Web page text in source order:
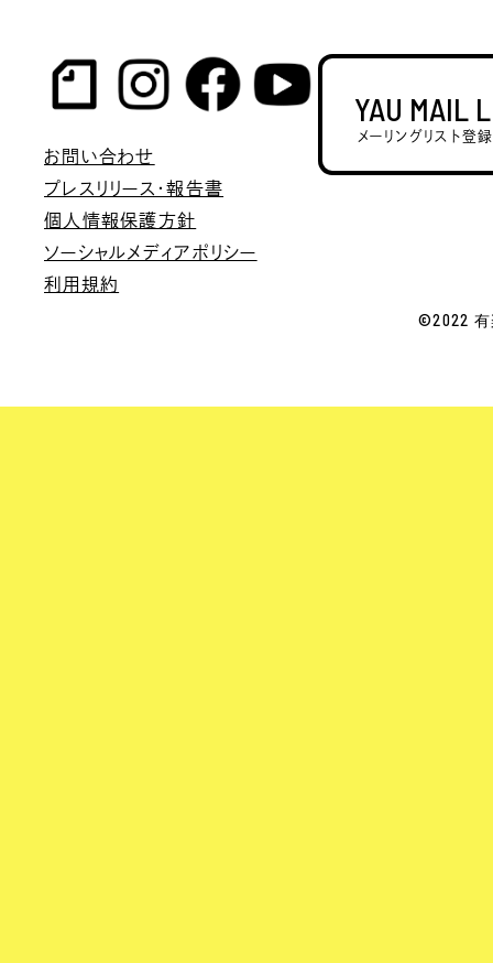
YAU MAIL
メーリングリスト登
お問い合わせ
プレスリリース・報告書
個人情報保護方針
ソーシャルメディアポリシー
利用規約
©2022 有